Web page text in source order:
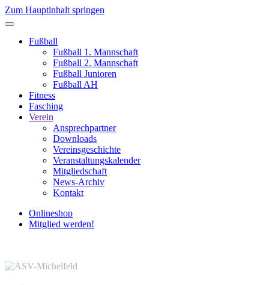
Zum Hauptinhalt springen
Fußball
Fußball 1. Mannschaft
Fußball 2. Mannschaft
Fußball Junioren
Fußball AH
Fitness
Fasching
Verein
Ansprechpartner
Downloads
Vereinsgeschichte
Veranstaltungskalender
Mitgliedschaft
News-Archiv
Kontakt
Onlineshop
Mitglied werden!